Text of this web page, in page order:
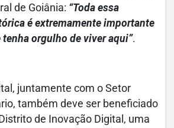
de Goiânia: “Toda essa
é extremamente importante
tenha orgulho de viver aqui”.
juntamente com o Setor
também deve ser beneficiado
de Inovação Digital, uma